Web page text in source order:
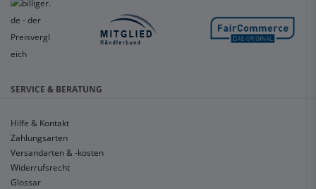
SERVICE & BERATUNG
Hilfe & Kontakt
Zahlungsarten
Versandarten & -kosten
Widerrufsrecht
Glossar